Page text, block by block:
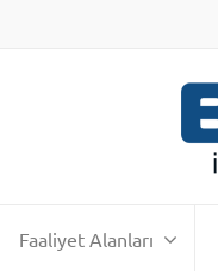
Faaliyet Alanları